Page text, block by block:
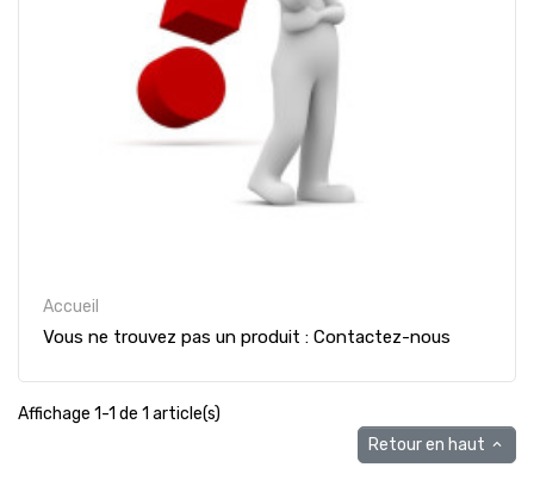
Accueil
Vous ne trouvez pas un produit : Contactez-nous
Affichage 1-1 de 1 article(s)
Retour en haut 